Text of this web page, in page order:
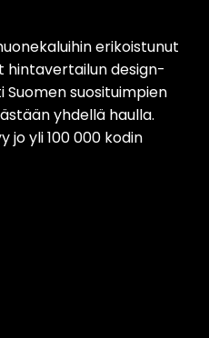
erikoistunut
hintavertailun design-
suosituimpien
yhdellä haulla.
jo yli 100 000 kodin